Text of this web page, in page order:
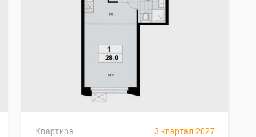
Квартира 3 квартал 2027